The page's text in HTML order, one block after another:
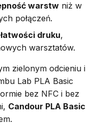
warstw niż w
połączeń.
druku,
warsztatów.
zielonym odcieniu i
Lab PLA Basic
bez NFC i bez
Candour PLA Basic